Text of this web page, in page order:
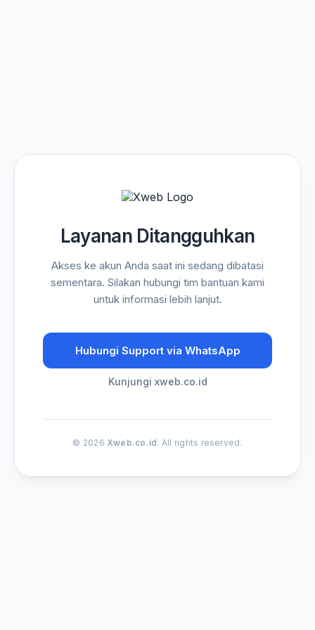
Layanan Ditangguhkan
Akses ke akun Anda saat ini sedang dibatasi
sementara. Silakan hubungi tim bantuan kami
untuk informasi lebih lanjut.
Hubungi Support via WhatsApp
Kunjungi xweb.co.id
© 2026 Xweb.co.id. All rights reserved.